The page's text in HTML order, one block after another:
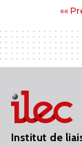
««
Institut de